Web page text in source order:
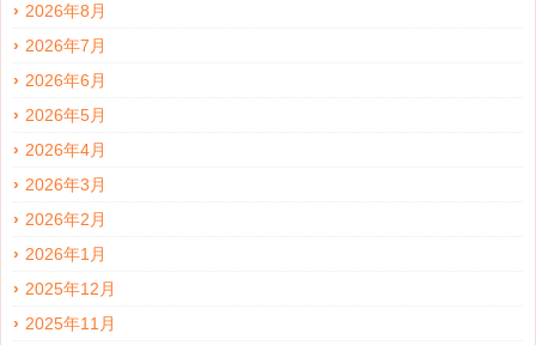
2026年8月
2026年7月
2026年6月
2026年5月
2026年4月
2026年3月
2026年2月
2026年1月
2025年12月
2025年11月